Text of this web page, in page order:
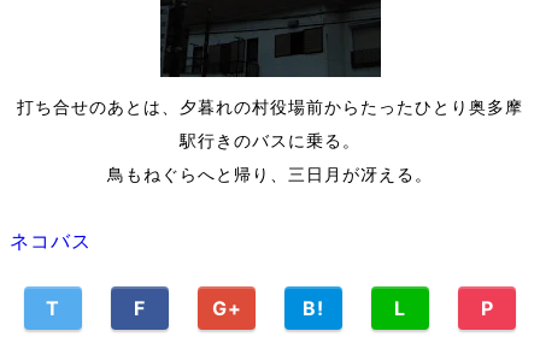
打ち合せのあとは、夕暮れの村役場前からたったひとり奥多摩
駅行きのバスに乗る。
鳥もねぐらへと帰り、三日月が冴える。
ネコバス
T F G+ B! L P